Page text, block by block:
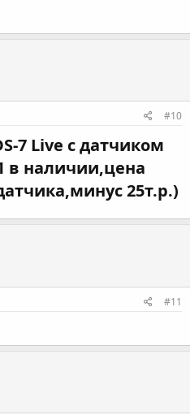
#10
7 Live с датчиком
в наличии,цена
25т.р.)​
#11